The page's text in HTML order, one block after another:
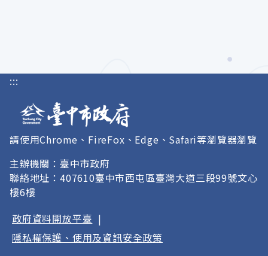
:::
請使用Chrome、FireFox、Edge、Safari等瀏覽器瀏覽
主辦機關：臺中市政府
聯絡地址：407610臺中市西屯區臺灣大道三段99號文心
樓6樓
政府資料開放平臺 |
隱私權保護、使用及資訊安全政策